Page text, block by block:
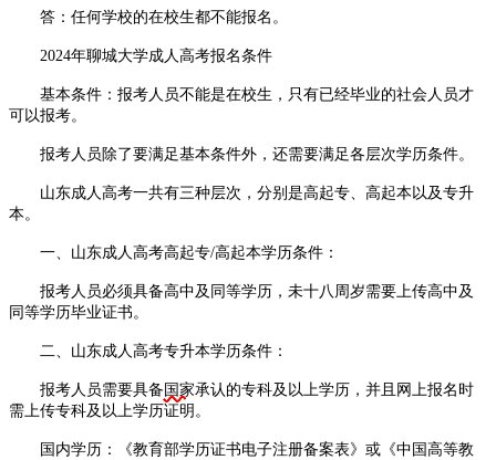
答：任何学校的在校生都不能报名。
2024年聊城大学成人高考报名条件
基本条件：报考人员不能是在校生，只有已经毕业的社会人员才
可以报考。
报考人员除了要满足基本条件外，还需要满足各层次学历条件。
山东成人高考一共有三种层次，分别是高起专、高起本以及专升
本。
一、山东成人高考高起专/高起本学历条件：
报考人员必须具备高中及同等学历，未十八周岁需要上传高中及
同等学历毕业证书。
二、山东成人高考专升本学历条件：
报考人员需要具备 国家承认的专科及以上学历，并且网上报名时
需上传专科及以上学历证明。
国内学历：《教育部学历证书电子注册备案表》或《中国高等教